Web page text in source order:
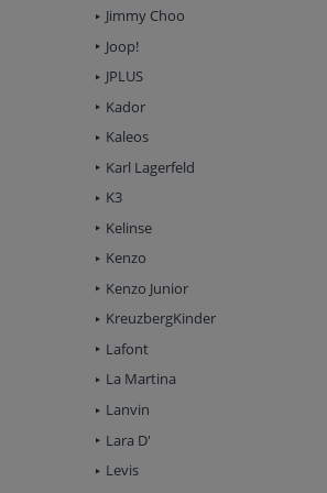
Jimmy Choo
Joop!
JPLUS
Kador
Kaleos
Karl Lagerfeld
K3
Kelinse
Kenzo
Kenzo Junior
KreuzbergKinder
Lafont
La Martina
Lanvin
Lara D'
Levis